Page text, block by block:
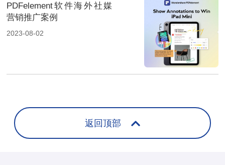
PDFelement软件海外社媒
营销推广案例
2023-08-02
返回顶部